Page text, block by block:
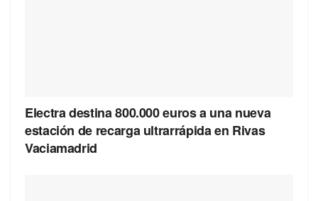
Electra destina 800.000 euros a una nueva
estación de recarga ultrarrápida en Rivas
Vaciamadrid